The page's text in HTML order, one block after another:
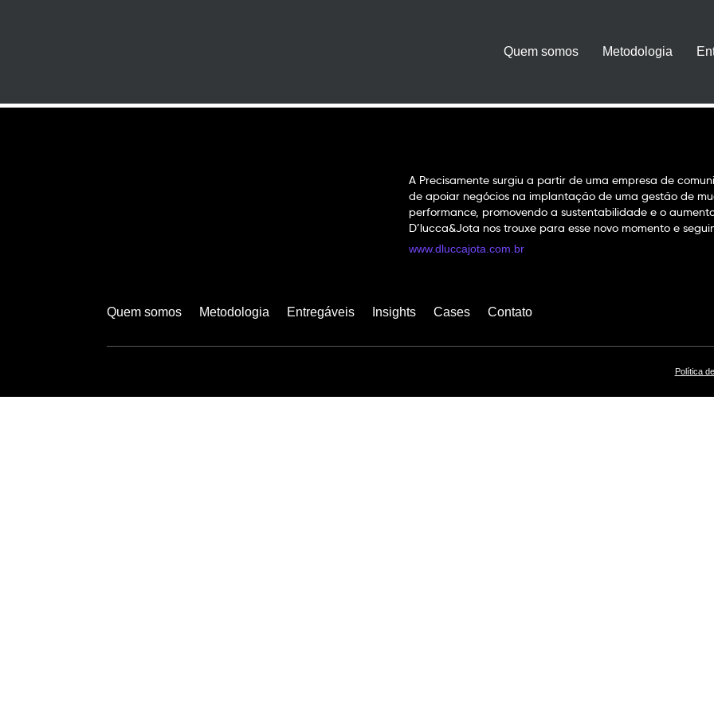
Quem somos Metodologia
A Precisamente surgiu a partir de uma empresa de
de apoiar negócios na implantação de uma gestão de
performance, promovendo a sustentabilidade e o
D’lucca&Jota nos trouxe para esse novo momento e
www.dluccajota.com.br
Quem somos Metodologia Entregáveis Insights Cases Contato
Política